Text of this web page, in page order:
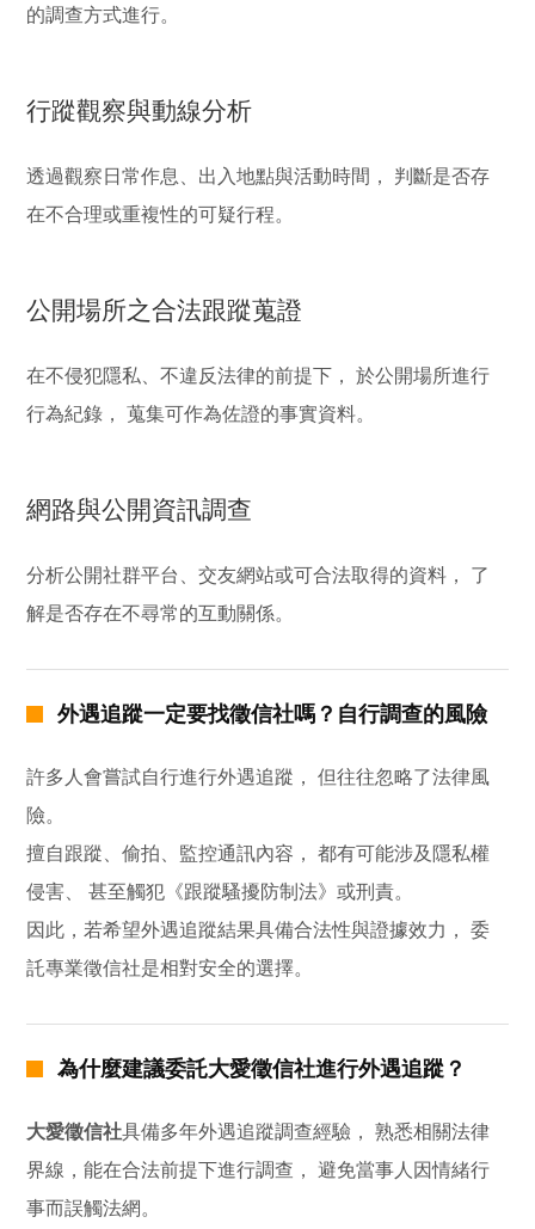
的調查方式進行。
行蹤觀察與動線分析
透過觀察日常作息、出入地點與活動時間， 判斷是否存
在不合理或重複性的可疑行程。
公開場所之合法跟蹤蒐證
在不侵犯隱私、不違反法律的前提下， 於公開場所進行
行為紀錄， 蒐集可作為佐證的事實資料。
網路與公開資訊調查
分析公開社群平台、交友網站或可合法取得的資料， 了
解是否存在不尋常的互動關係。
外遇追蹤一定要找徵信社嗎？自行調查的風險
許多人會嘗試自行進行外遇追蹤， 但往往忽略了法律風
險。
擅自跟蹤、偷拍、監控通訊內容， 都有可能涉及隱私權
侵害、 甚至觸犯《跟蹤騷擾防制法》或刑責。
因此，若希望外遇追蹤結果具備合法性與證據效力， 委
託專業徵信社是相對安全的選擇。
為什麼建議委託大愛徵信社進行外遇追蹤？
大愛徵信社具備多年外遇追蹤調查經驗， 熟悉相關法律
界線，能在合法前提下進行調查， 避免當事人因情緒行
事而誤觸法網。